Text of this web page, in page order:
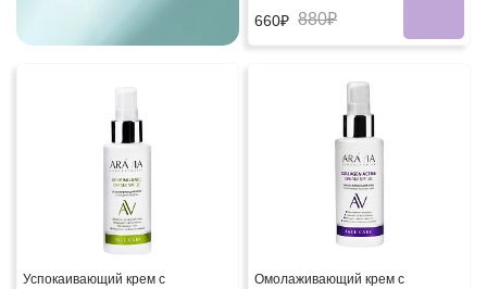
660₽ 880₽
Успокаивающий крем с
Омолаживающий крем с